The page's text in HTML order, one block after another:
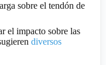
sobre el tendón de
el impacto sobre las
diversos